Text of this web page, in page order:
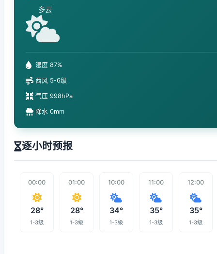
多云
湿度 87%
西风 5-6级
气压 998hPa
降水 0mm
逐小时预报
00:00
28°
1-3级
01:00
28°
1-3级
10:00
34°
1-3级
11:00
35°
1-3级
12:00
35°
1-3级